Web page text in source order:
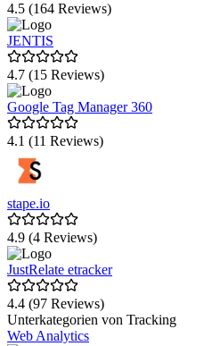
4.5 (164 Reviews)
JENTIS
4.7 (15 Reviews)
Google Tag Manager 360
4.1 (11 Reviews)
stape.io
4.9 (4 Reviews)
JustRelate etracker
4.4 (97 Reviews)
Unterkategorien von Tracking
Web Analytics